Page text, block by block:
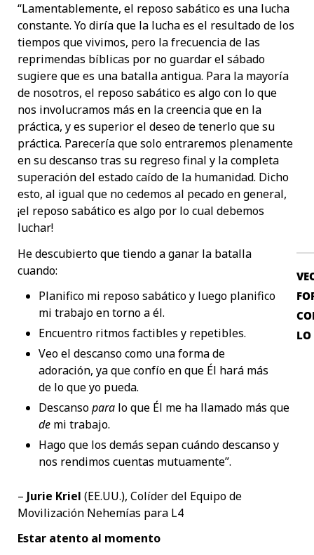
“Lamentablemente, el reposo sabático es una lucha
constante. Yo diría que la lucha es el resultado de los
tiempos que vivimos, pero la frecuencia de las
reprimendas bíblicas por no guardar el sábado
sugiere que es una batalla antigua. Para la mayoría
de nosotros, el reposo sabático es algo con lo que
nos involucramos más en la creencia que en la
práctica, y es superior el deseo de tenerlo que su
práctica. Parecería que solo entraremos plenamente
en su descanso tras su regreso final y la completa
superación del estado caído de la humanidad. Dicho
esto, al igual que no cedemos al pecado en general,
¡el reposo sabático es algo por lo cual debemos
luchar!
LO
He descubierto que tiendo a ganar la batalla
cuando:
Planifico mi reposo sabático y luego planifico
mi trabajo en torno a él.
Encuentro ritmos factibles y repetibles.
Veo el descanso como una forma de
adoración, ya que confío en que Él hará más
de lo que yo pueda.
Descansopara lo que Él me ha llamado más que
de mi trabajo.
Hago que los demás sepan cuándo descanso y
nos rendimos cuentas mutuamente”.
– Jurie Kriel (EE.UU.), Colíder del Equipo de
Movilización Nehemías para L4
Estar atento al momento